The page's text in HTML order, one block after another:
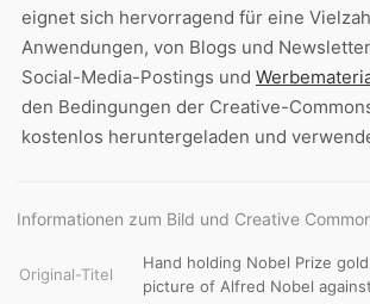
eignet sich hervorragend für eine
Anwendungen, von Blogs und
Social-Media-Postings und
den Bedingungen der Creative-
kostenlos heruntergeladen und
Informationen zum Bild und Creative
Original-Titel
Hand holding Nobel Prize
picture of Alfred Nobel